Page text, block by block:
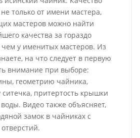
только от имени мастера,
мастеров можно найти
качества за гораздо
у именитых мастеров. Из
на что следует в первую
внимание при выборе:
геометрию чайника,
притертость крышки
Видео также объясняет,
замок в чайниках с